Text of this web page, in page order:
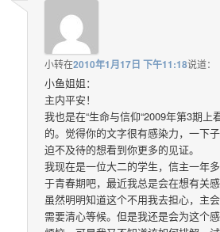
小转在2010年1月17日 下午11:18说道：
小鱼姐姐：
主内平安！
我也是在“生命与信仰“2009年第3期上
的。觉得你的文字很有感染力，一下
迫不及待的想看到你更多的见证。
我现在是一位大二的学生，信主一年
于青春期吧，最近我总是会在想有关
虽然明明知道这个不用我去担心，主
需要清心等候。但是我还是会为这个